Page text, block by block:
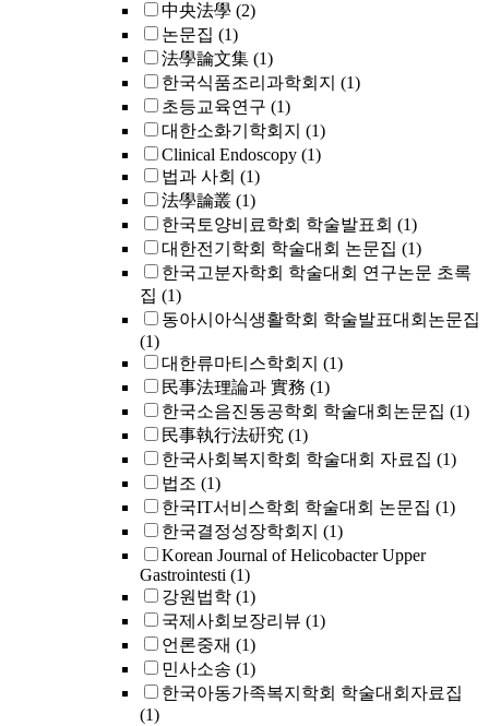
中央法學 (2)
논문집 (1)
法學論文集 (1)
한국식품조리과학회지 (1)
초등교육연구 (1)
대한소화기학회지 (1)
Clinical Endoscopy (1)
법과 사회 (1)
法學論叢 (1)
한국토양비료학회 학술발표회 (1)
대한전기학회 학술대회 논문집 (1)
한국고분자학회 학술대회 연구논문 초록
집 (1)
동아시아식생활학회 학술발표대회논문집
(1)
대한류마티스학회지 (1)
民事法理論과 實務 (1)
한국소음진동공학회 학술대회논문집 (1)
民事執行法硏究 (1)
한국사회복지학회 학술대회 자료집 (1)
법조 (1)
한국IT서비스학회 학술대회 논문집 (1)
한국결정성장학회지 (1)
Korean Journal of Helicobacter Upper
Gastrointesti (1)
강원법학 (1)
국제사회보장리뷰 (1)
언론중재 (1)
민사소송 (1)
한국아동가족복지학회 학술대회자료집
(1)